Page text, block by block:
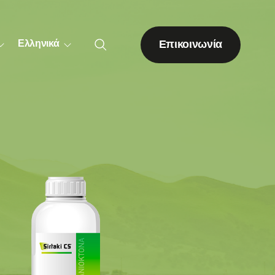
Ακτινιδιά
Ακρόδρυα
Εσπεριδοειδή
Πορτοκαλιά
Ελληνικά Επικοινωνία